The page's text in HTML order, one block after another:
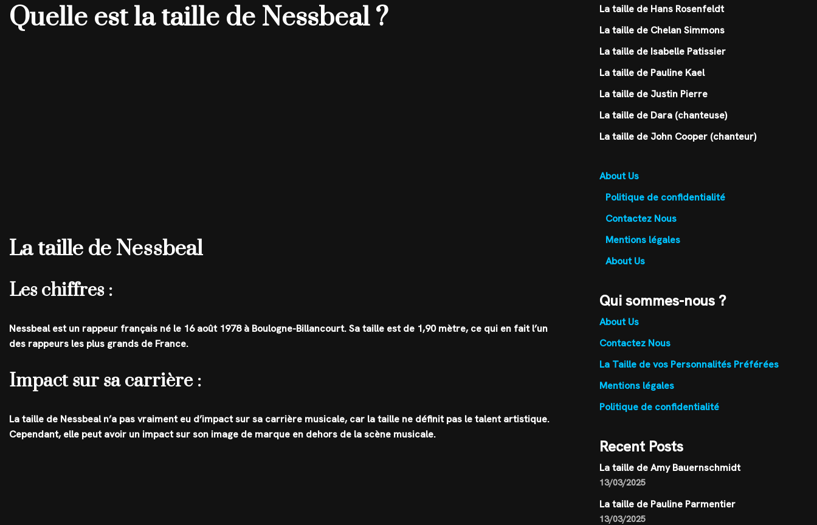
Quelle est la taille de Nessbeal ?
La taille de Nessbeal
Les chiffres :
Nessbeal est un rappeur français né le 16 août 1978 à Boulogne-Billancourt. Sa taille est de 1,90 mètre, ce qui en fait l’un
des rappeurs les plus grands de France.
Impact sur sa carrière :
La taille de Nessbeal n’a pas vraiment eu d’impact sur sa carrière musicale, car la taille ne définit pas le talent artistique.
Cependant, elle peut avoir un impact sur son image de marque en dehors de la scène musicale.
La taille de Hans Rosenfeldt
La taille de Chelan Simmons
La taille de Isabelle Patissier
La taille de Pauline Kael
La taille de Justin Pierre
La taille de Dara (chanteuse)
La taille de John Cooper (chanteur)
About Us
Politique de confidentialité
Contactez Nous
Mentions légales
About Us
Qui sommes-nous ?
About Us
Contactez Nous
La Taille de vos Personnalités Préférées
Mentions légales
Politique de confidentialité
Recent Posts
La taille de Amy Bauernschmidt
13/03/2025
La taille de Pauline Parmentier
13/03/2025